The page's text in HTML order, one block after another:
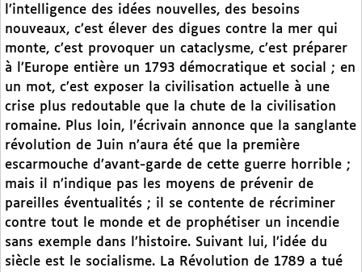
l’intelligence des idées nouvelles, des besoins
nouveaux, c’est élever des digues contre la mer qui
monte, c’est provoquer un cataclysme, c’est préparer
à l’Europe entière un 1793 démocratique et social ; en
un mot, c’est exposer la civilisation actuelle à une
crise plus redoutable que la chute de la civilisation
romaine. Plus loin, l’écrivain annonce que la sanglante
révolution de Juin n’aura été que la première
escarmouche d’avant-garde de cette guerre horrible ;
mais il n’indique pas les moyens de prévenir de
pareilles éventualités ; il se contente de récriminer
contre tout le monde et de prophétiser un incendie
sans exemple dans l’histoire. Suivant lui, l’idée du
siècle est le socialisme. La Révolution de 1789 a tué